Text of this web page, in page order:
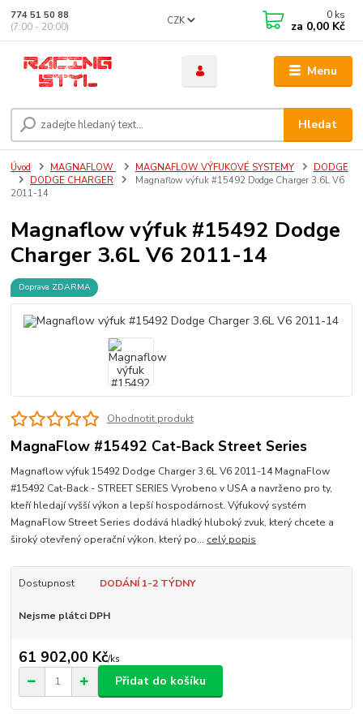
Menu
CZK
Hledat
774 51 50 88
(7:00 - 20:00)
0 ks
za 0,00 Kč
Úvod MAGNAFLOW MAGNAFLOW VÝFUKOVÉ SYSTEMY
DODGE
DODGE CHARGER
Magnaflow výfuk #15492 Dodge Charger 3.6L V6
2011-14
Magnaflow výfuk #15492 Dodge
Charger 3.6L V6 2011-14
Doprava ZDARMA
Ohodnotit produkt
MagnaFlow #15492 Cat-Back Street Series
Magnaflow výfuk 15492 Dodge Charger 3.6L V6 2011-14 MagnaFlow
#15492 Cat-Back - STREET SERIES Vyrobeno v USA a navrženo pro ty,
kteří hledají vyšší výkon a lepší hospodárnost. Výfukový systém
MagnaFlow Street Series dodává hladký hluboký zvuk, který chcete a
široký otevřený operační výkon, který po... celý popis
Dostupnost DODÁNÍ 1-2 TÝDNY
Nejsme plátci DPH
61 902,00 Kč/ks
Přidat do košíku